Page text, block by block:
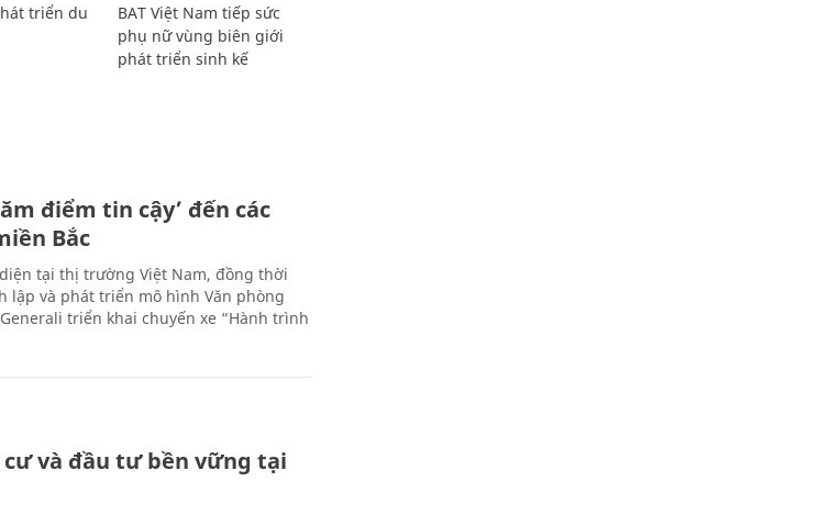
triển du
BAT Việt Nam tiếp sức
phụ nữ vùng biên giới
phát triển sinh kế
điểm tin cậy’ đến các
Bắc
tại thị trường Việt Nam, đồng thời
lập và phát triển mô hình Văn phòng
triển khai chuyến xe “Hành trình
và đầu tư bền vững tại